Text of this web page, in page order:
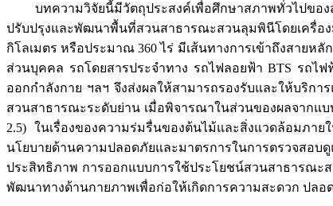
บทความวิจัยนี้มีวัตถุประสงค์เพื่อศึกษาสภาพทั่วไปของ
ปรับปรุงและพัฒนาพื้นที่สวนสาธารณะสวนลุมพินีโดยเครื่
กิโลเมตร หรือประมาณ 360 ไร่ มีเส้นทางการเข้าถึงสาย
ส่วนบุคคล รถโดยสารประจำทาง รถไฟลอยฟ้า BTS รถไ
ออกกำลังกาย ฯลฯ จึงส่งผลให้สามารถรองรับและให้บริ
สวนสาธารณะระดับย่าน เมื่อพิจารณาในส่วนของผลจากแ
2.5) ในเรื่องของความร่มรื่นของต้นไม้และสิ่งแวดล้อมภา
นโยบายด้านความปลอดภัยและมาตรการในการตรวจสอ
ประสิทธิภาพ การออกแบบการใช้ประโยชน์สวนสาธารณ
พัฒนาทางด้านกายภาพเพื่อก่อให้เกิดการความสะดวก ปล